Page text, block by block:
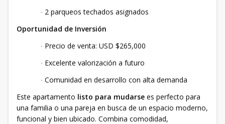
· 2 parqueos techados asignados
Oportunidad de Inversión
· Precio de venta: USD $265,000
· Excelente valorización a futuro
· Comunidad en desarrollo con alta demanda
Este apartamento listo para mudarse es perfecto para
una familia o una pareja en busca de un espacio moderno,
funcional y bien ubicado. Combina comodidad,